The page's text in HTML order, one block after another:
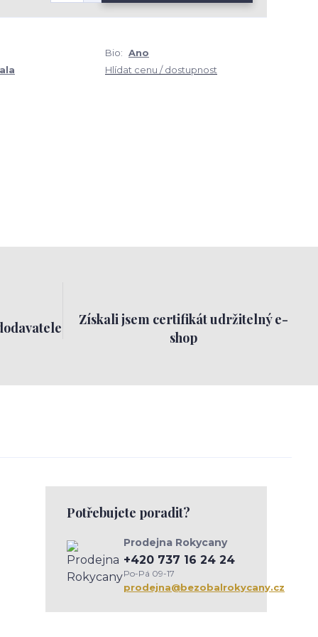
Bio: Ano
Hlídat cenu / dostupnost
Získali jsem certifikát udržitelný e-
shop
Potřebujete poradit?
Prodejna Rokycany
+420 737 16 24 24
Po-Pá 09-17
prodejna@bezobalrokycany.cz